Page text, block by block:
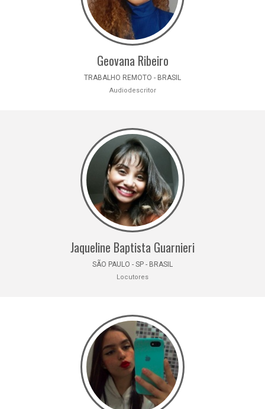
Geovana Ribeiro
TRABALHO REMOTO - BRASIL
Audiodescritor
Jaqueline Baptista Guarnieri
SÃO PAULO - SP - BRASIL
Locutores